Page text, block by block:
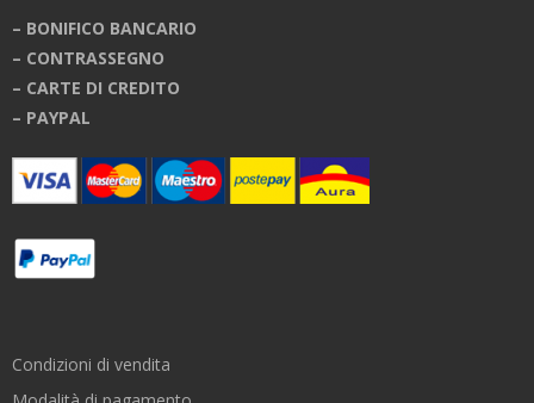
– BONIFICO BANCARIO
– CONTRASSEGNO
– CARTE DI CREDITO
– PAYPAL
Condizioni di vendita